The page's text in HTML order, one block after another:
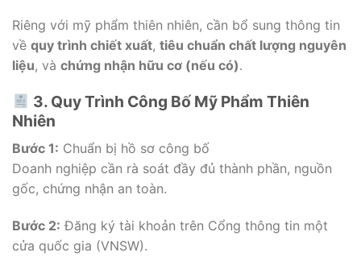
Riêng với mỹ phẩm thiên nhiên, cần bổ sung thông tin
về quy trình chiết xuất, tiêu chuẩn chất lượng nguyên
liệu, và chứng nhận hữu cơ (nếu có).
3. Quy Trình Công Bố Mỹ Phẩm Thiên
Nhiên
Bước 1: Chuẩn bị hồ sơ công bố
Doanh nghiệp cần rà soát đầy đủ thành phần, nguồn
gốc, chứng nhận an toàn.
Bước 2: Đăng ký tài khoản trên Cổng thông tin một
cửa quốc gia (VNSW).